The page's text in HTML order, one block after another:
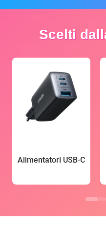
Scelti
Alimentatori USB-C